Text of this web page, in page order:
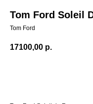
Tom Ford Soleil
Tom Ford
17100,00 р.